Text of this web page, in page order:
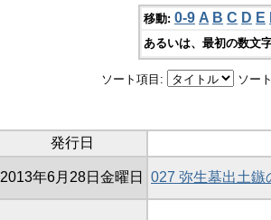
移動: 0-9 A B C D E
あるいは、最初の数文
ソート項目: ソー
発行日
2013年6月28日金曜日 027 弥生墓出土鏃